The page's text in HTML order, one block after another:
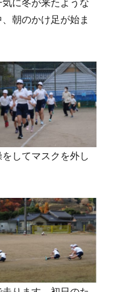
に冬が来たような
朝のかけ足が始ま
してマスクを外し